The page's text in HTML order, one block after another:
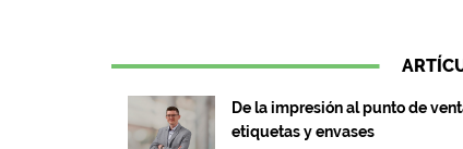
De la impresión al punto de
etiquetas y envases